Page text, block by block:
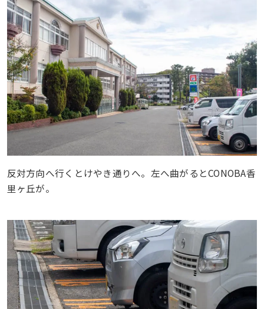
反対方向へ行くとけやき通りへ。左へ曲がるとCONOBA香
里ヶ丘が。